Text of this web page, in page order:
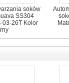
soków
SS304
03-26T Kolor